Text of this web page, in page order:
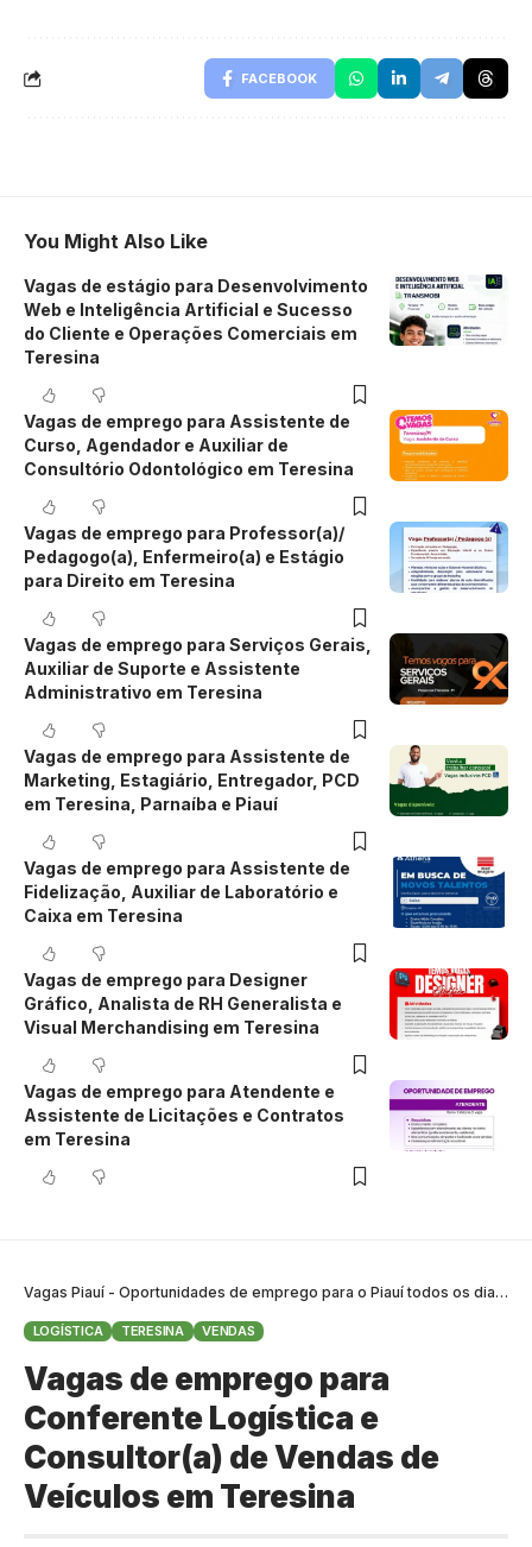
FACEBOOK
You Might Also Like
Vagas de estágio para Desenvolvimento
Web e Inteligência Artificial e Sucesso
do Cliente e Operações Comerciais em
Teresina
Vagas de emprego para Assistente de
Curso, Agendador e Auxiliar de
Consultório Odontológico em Teresina
Vagas de emprego para Professor(a)/
Pedagogo(a), Enfermeiro(a) e Estágio
para Direito em Teresina
Vagas de emprego para Serviços Gerais,
Auxiliar de Suporte e Assistente
Administrativo em Teresina
Vagas de emprego para Assistente de
Marketing, Estagiário, Entregador, PCD
em Teresina, Parnaíba e Piauí
Vagas de emprego para Assistente de
Fidelização, Auxiliar de Laboratório e
Caixa em Teresina
Vagas de emprego para Designer
Gráfico, Analista de RH Generalista e
Visual Merchandising em Teresina
Vagas de emprego para Atendente e
Assistente de Licitações e Contratos
em Teresina
Vagas Piauí - Oportunidades de emprego para o Piauí todos os dias>
LOGÍSTICA TERESINA VENDAS
Vagas de emprego para
Conferente Logística e
Consultor(a) de Vendas de
Veículos em Teresina